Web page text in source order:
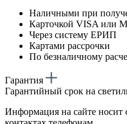
Наличными при
Карточкой VISA или
Через систему ЕРИП
Картами рассрочки
По безналичному
Гарантия
Гарантийный срок на
Информация на сайте носит